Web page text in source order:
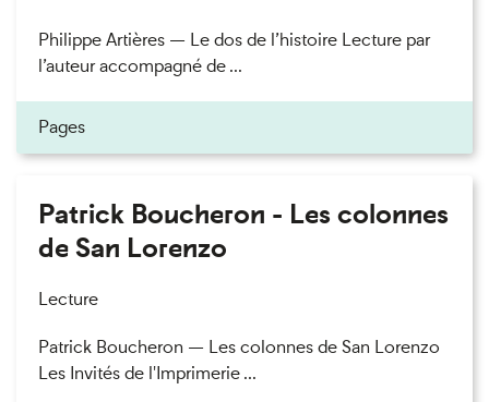
Philippe Artières — Le dos de l’histoire Lecture par
l’auteur accompagné de ...
Pages
Patrick Boucheron - Les colonnes
de San Lorenzo
Lecture
Patrick Boucheron — Les colonnes de San Lorenzo
Les Invités de l'Imprimerie ...